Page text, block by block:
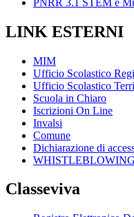
LINK ESTERNI
MIM
Ufficio Scolastico
Ufficio Scolastico
Scuola in Chiaro
Iscrizioni On Line
Invalsi
Comune
Dichiarazione di
WHISTLEBLOWING
Classeviva